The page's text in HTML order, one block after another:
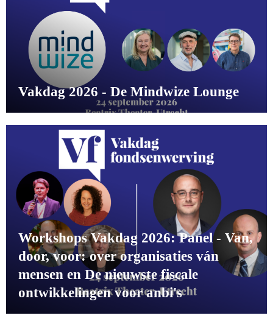
Vakdag 2026 - De Mindwize Lounge
Workshops Vakdag 2026: Panel - Van,
door, voor: over organisaties ván
mensen en De nieuwste fiscale
ontwikkelingen voor anbi's